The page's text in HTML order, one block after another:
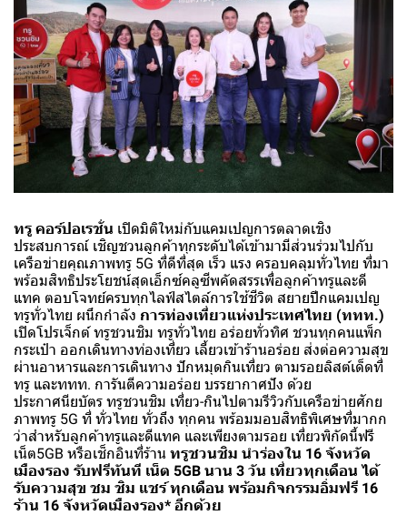
ทรู คอร์ปอเรชั่น เปิดมิติใหม่กับแคมเปญการตลาดเชิง
ประสบการณ์ เชิญชวนลูกค้าทุกระดับได้เข้ามามีส่วนร่วมไปกับ
เครือข่ายคุณภาพทรู 5G ที่ดีที่สุด เร็ว แรง ครอบคลุมทั่วไทย ที่มา
พร้อมสิทธิประโยชน์สุดเอ็กซ์คลูซีพคัดสรรเพื่อลูกค้าทรูและดี
แทค ตอบโจทย์ครบทุกไลฟ์สไตล์การใช้ชีวิต สยายปีกแคมเปญ
ทรูทั่วไทย ผนึกกำลัง การท่องเที่ยวแห่งประเทศไทย (ททท.)
เปิดโปรเจ็กต์ ทรูชวนชิม ทรูทั่วไทย อร่อยทั่วทิศ ชวนทุกคนแพ็ก
กระเป๋า ออกเดินทางท่องเที่ยว เลี้ยวเข้าร้านอร่อย ส่งต่อความสุข
ผ่านอาหารและการเดินทาง ปักหมุดกินเที่ยว ตามรอยลิสต์เด็ดที่
ทรู และททท. การันตีความอร่อย บรรยากาศปัง ด้วย
ประกาศนียบัตร ทรูชวนชิม เที่ยว-กินไปตามรีวิวกับเครือข่ายศักย
ภาพทรู 5G ที่ ทั่วไทย ทั่วถึง ทุกคน พร้อมมอบสิทธิพิเศษที่มากก
ว่าสำหรับลูกค้าทรูและดีแทค และเพียงตามรอย เที่ยวพิกัดนี้ฟรี
เน็ต5GB หรือเช็กอินที่ร้าน ทรูชวนชิม นำร่องใน 16 จังหวัด
เมืองรอง รับฟรีทันที เน็ต 5GB นาน 3 วัน เที่ยวทุกเดือน ได้
รับความสุข ชม ชิม แชร์ ทุกเดือน พร้อมกิจกรรมอิ่มฟรี 16
ร้าน 16 จังหวัดเมืองรอง* อีกด้วย